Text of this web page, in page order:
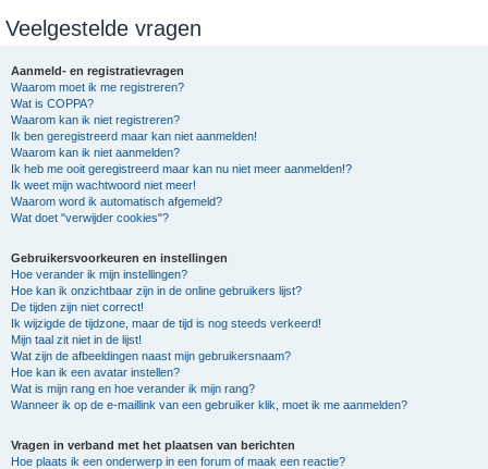
Veelgestelde vragen
Aanmeld- en registratievragen
Waarom moet ik me registreren?
Wat is COPPA?
Waarom kan ik niet registreren?
Ik ben geregistreerd maar kan niet aanmelden!
Waarom kan ik niet aanmelden?
Ik heb me ooit geregistreerd maar kan nu niet meer aanmelden!?
Ik weet mijn wachtwoord niet meer!
Waarom word ik automatisch afgemeld?
Wat doet "verwijder cookies"?
Gebruikersvoorkeuren en instellingen
Hoe verander ik mijn instellingen?
Hoe kan ik onzichtbaar zijn in de online gebruikers lijst?
De tijden zijn niet correct!
Ik wijzigde de tijdzone, maar de tijd is nog steeds verkeerd!
Mijn taal zit niet in de lijst!
Wat zijn de afbeeldingen naast mijn gebruikersnaam?
Hoe kan ik een avatar instellen?
Wat is mijn rang en hoe verander ik mijn rang?
Wanneer ik op de e-maillink van een gebruiker klik, moet ik me aanmelden?
Vragen in verband met het plaatsen van berichten
Hoe plaats ik een onderwerp in een forum of maak een reactie?